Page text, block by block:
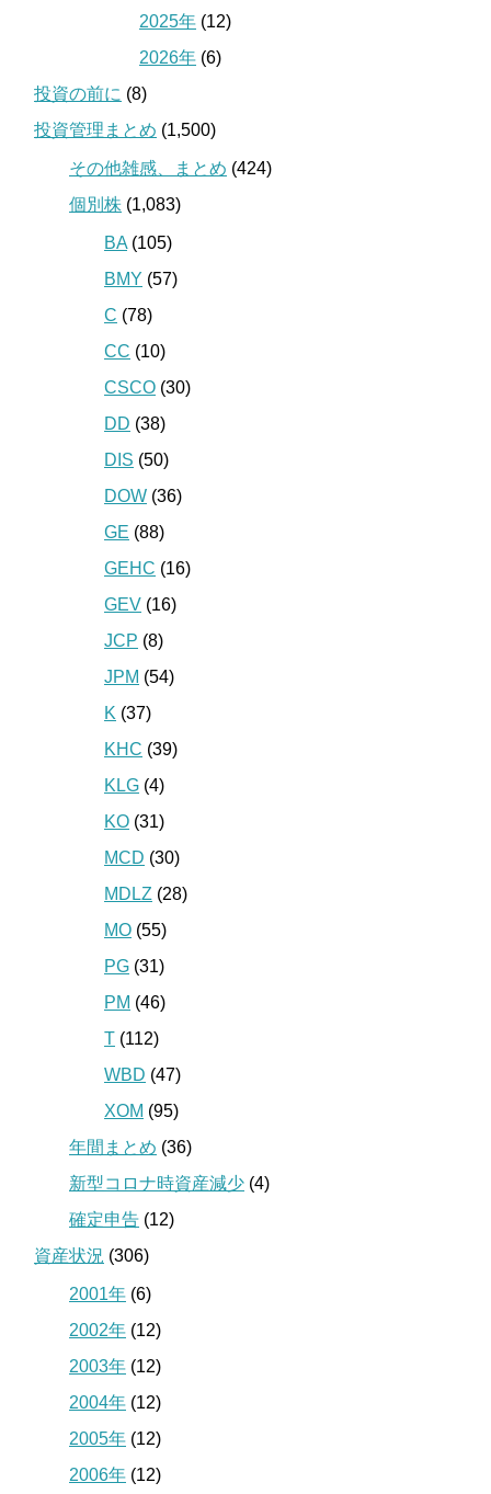
2025年 (12)
2026年 (6)
投資の前に (8)
投資管理まとめ (1,500)
その他雑感、まとめ (424)
個別株 (1,083)
BA (105)
BMY (57)
C (78)
CC (10)
CSCO (30)
DD (38)
DIS (50)
DOW (36)
GE (88)
GEHC (16)
GEV (16)
JCP (8)
JPM (54)
K (37)
KHC (39)
KLG (4)
KO (31)
MCD (30)
MDLZ (28)
MO (55)
PG (31)
PM (46)
T (112)
WBD (47)
XOM (95)
年間まとめ (36)
新型コロナ時資産減少 (4)
確定申告 (12)
資産状況 (306)
2001年 (6)
2002年 (12)
2003年 (12)
2004年 (12)
2005年 (12)
2006年 (12)